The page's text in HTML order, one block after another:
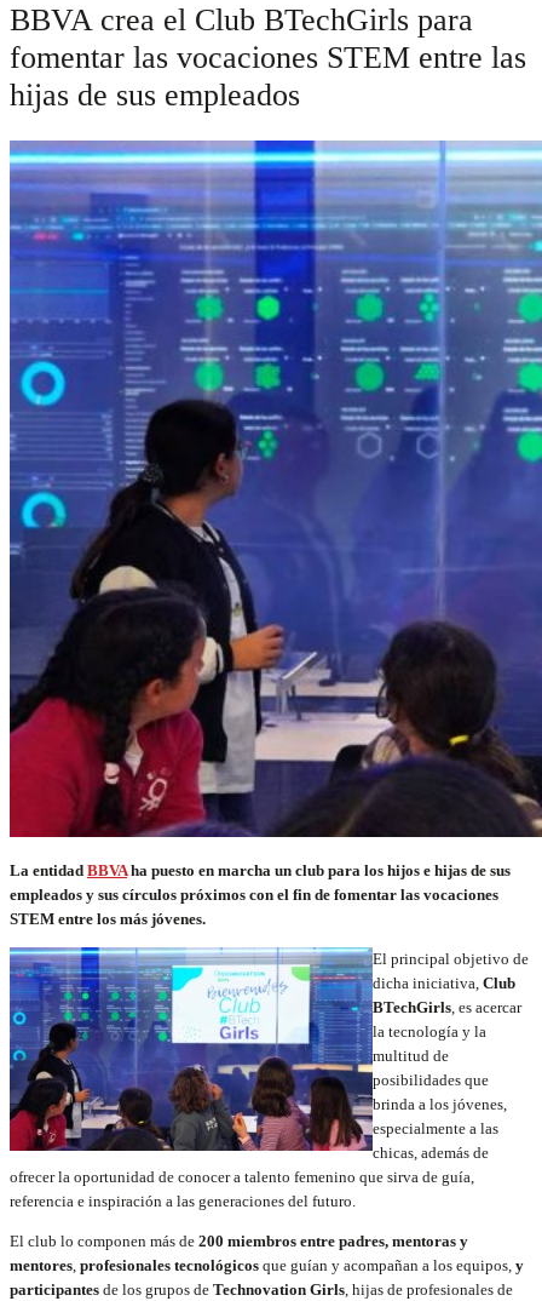
BBVA crea el Club BTechGirls para
fomentar las vocaciones STEM entre las
hijas de sus empleados
La entidad BBVAha puesto en marcha un club para los hijos e hijas de sus
empleados y sus círculos próximos con el fin de fomentar las vocaciones
STEM entre los más jóvenes.
El principal objetivo de
dicha iniciativa, Club
BTechGirls, es acercar
la tecnología y la
multitud de
posibilidades que
brinda a los jóvenes,
especialmente a las
chicas, además de
ofrecer la oportunidad de conocer a talento femenino que sirva de guía,
referencia e inspiración a las generaciones del futuro.
El club lo componen más de 200 miembros entre padres, mentoras y
mentores, profesionales tecnológicos que guían y acompañan a los equipos, y
participantes de los grupos de Technovation Girls, hijas de profesionales de